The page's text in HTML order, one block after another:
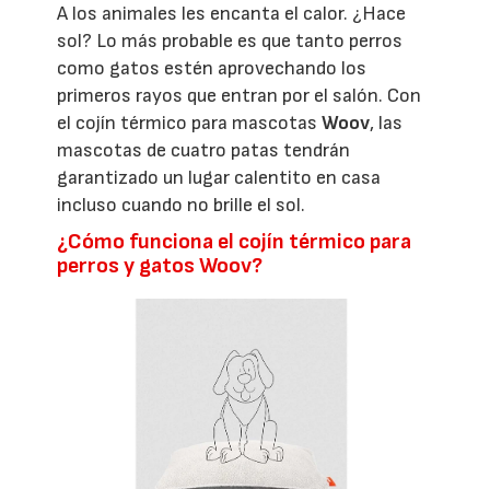
A los animales les encanta el calor. ¿Hace
sol? Lo más probable es que tanto perros
como gatos estén aprovechando los
primeros rayos que entran por el salón. Con
el cojín térmico para mascotasWoov, las
mascotas de cuatro patas tendrán
garantizado un lugar calentito en casa
incluso cuando no brille el sol.
¿Cómo funciona el cojín térmico para
perros y gatos Woov?